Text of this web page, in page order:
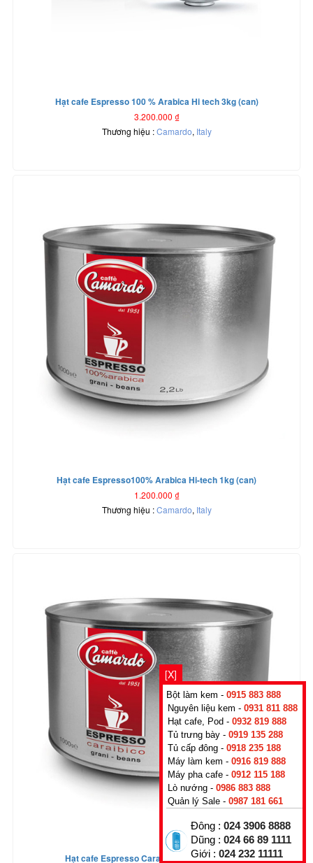
Hạt cafe Espresso 100 % Arabica Hi tech 3kg (can)
3.200.000 ₫
Thương hiệu :Camardo, Italy
Hạt cafe Espresso100% Arabica Hi-tech 1kg (can)
1.200.000 ₫
Thương hiệu :Camardo, Italy
Hạt cafe Espresso Caraibico Hi tech 1kg (can)
[X]
Bột làm kem - 0915 883 888
Nguyên liệu kem - 0931 811 888
Hạt cafe, Pod - 0932 819 888
Tủ trưng bày - 0919 135 288
Tủ cấp đông - 0918 235 188
Máy làm kem - 0916 819 888
Máy pha cafe - 0912 115 188
Lò nướng - 0986 883 888
Quản lý Sale - 0987 181 661
Đông : 024 3906 8888
Dũng : 024 66 89 1111
Giới : 024 232 11111